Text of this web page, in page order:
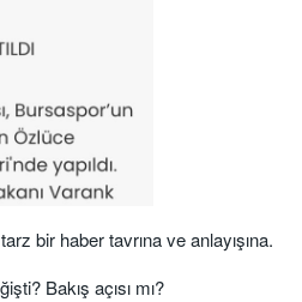
bir haber tavrına ve anlayışına.
Bakış açısı mı?